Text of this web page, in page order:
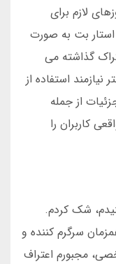
لازم برای
بت به صورت
گذاشته می
استفاده از
از جمله
کاربران را
شک کردم.
سرگرم کننده و
مجبورم اعتراف